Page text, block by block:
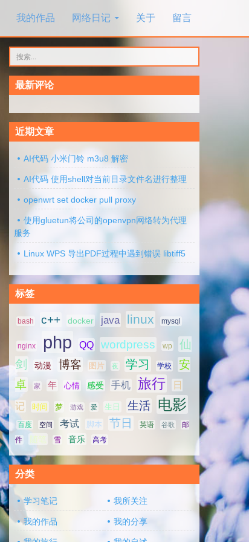
我的作品 网络日记 关于 留言
索：
最新评论
近期文章
AI代码 小米门铃 m3u8 解密
AI代码 使用shell对当前目录文件名进行整理
openwrt set docker pull proxy
使用gluetun将公司的openvpn网络转为代理
服务
Linux WPS 导出PDF过程中遇到错误 libtiff5
标签
bash c++ docker java linux mysql
nginx php QQ wordpress wp
仙
剑
动漫 博客 图片 夜 学习 学校
安
卓
家 年 心情 感受 手机 旅行 日
记 时间 梦 游戏 爱 生日 生活 电影
百度 空间 考试 脚本 节日 英语 谷歌 邮
件 随笔 雪 音乐 高考
分类
学习笔记 我所关注
我的作品 我的分享